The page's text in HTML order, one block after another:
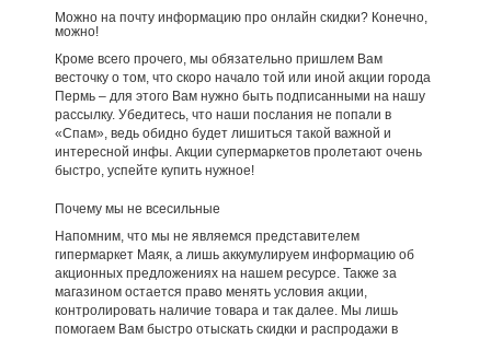
Можно на почту информацию про онлайн скидки? Конечно,
можно!
Кроме всего прочего, мы обязательно пришлем Вам
весточку о том, что скоро начало той или иной акции города
Пермь – для этого Вам нужно быть подписанными на нашу
рассылку. Убедитесь, что наши послания не попали в
«Спам», ведь обидно будет лишиться такой важной и
интересной инфы. Акции супермаркетов пролетают очень
быстро, успейте купить нужное!
Почему мы не всесильные
Напомним, что мы не являемся представителем
гипермаркет Маяк, а лишь аккумулируем информацию об
акционных предложениях на нашем ресурсе. Также за
магазином остается право менять условия акции,
контролировать наличие товара и так далее. Мы лишь
помогаем Вам быстро отыскать скидки и распродажи в